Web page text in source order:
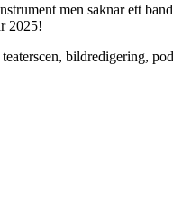
men saknar ett
2025!
bildredigering,